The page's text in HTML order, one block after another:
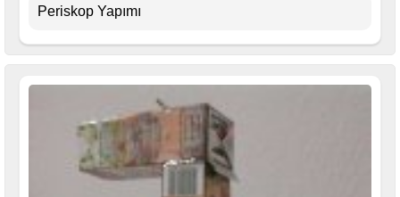
Periskop Yapımı